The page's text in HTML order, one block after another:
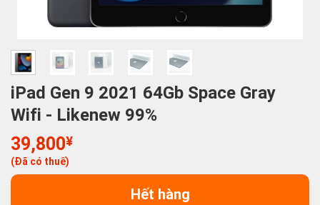
iPad Gen 9 2021 64Gb Space Gray
Wifi - Likenew 99%
39,800¥
(Đã có thuế)
Hết hàng